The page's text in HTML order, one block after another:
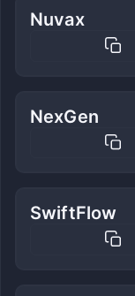
Nuvax
NexGen
SwiftFlow